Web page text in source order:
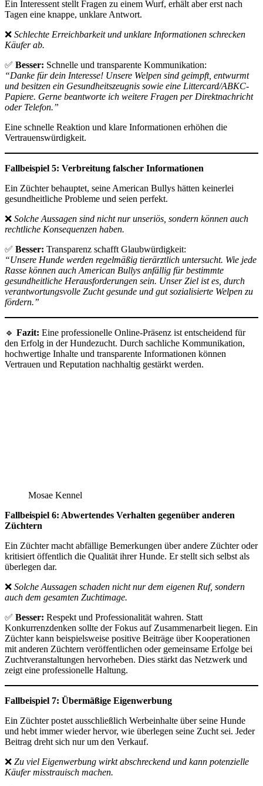
Ein Interessent stellt Fragen zu einem Wurf, erhält aber erst nach
Tagen eine knappe, unklare Antwort.
❌ Schlechte Erreichbarkeit und unklare Informationen schrecken
Käufer ab.
✅ Besser: Schnelle und transparente Kommunikation:
“Danke für dein Interesse! Unsere Welpen sind geimpft, entwurmt
und besitzen ein Gesundheitszeugnis sowie eine Littercard/ABKC-
Papiere. Gerne beantworte ich weitere Fragen per Direktnachricht
oder Telefon.”
Eine schnelle Reaktion und klare Informationen erhöhen die
Vertrauenswürdigkeit.
Fallbeispiel 5: Verbreitung falscher Informationen
Ein Züchter behauptet, seine American Bullys hätten keinerlei
gesundheitliche Probleme und seien perfekt.
❌ Solche Aussagen sind nicht nur unseriös, sondern können auch
rechtliche Konsequenzen haben.
✅ Besser: Transparenz schafft Glaubwürdigkeit:
“Unsere Hunde werden regelmäßig tierärztlich untersucht. Wie jede
Rasse können auch American Bullys anfällig für bestimmte
gesundheitliche Herausforderungen sein. Unser Ziel ist es, durch
verantwortungsvolle Zucht gesunde und gut sozialisierte Welpen zu
fördern.”
🔹 Fazit: Eine professionelle Online-Präsenz ist entscheidend für
den Erfolg in der Hundezucht. Durch sachliche Kommunikation,
hochwertige Inhalte und transparente Informationen können
Vertrauen und Reputation nachhaltig gestärkt werden.
Mosae Kennel
Fallbeispiel 6: Abwertendes Verhalten gegenüber anderen
Züchtern
Ein Züchter macht abfällige Bemerkungen über andere Züchter oder
kritisiert öffentlich die Qualität ihrer Hunde. Er stellt sich selbst als
überlegen dar.
❌ Solche Aussagen schaden nicht nur dem eigenen Ruf, sondern
auch dem gesamten Zuchtimage.
✅ Besser: Respekt und Professionalität wahren. Statt
Konkurrenzdenken sollte der Fokus auf Zusammenarbeit liegen. Ein
Züchter kann beispielsweise positive Beiträge über Kooperationen
mit anderen Züchtern veröffentlichen oder gemeinsame Erfolge bei
Zuchtveranstaltungen hervorheben. Dies stärkt das Netzwerk und
zeigt eine professionelle Haltung.
Fallbeispiel 7: Übermäßige Eigenwerbung
Ein Züchter postet ausschließlich Werbeinhalte über seine Hunde
und hebt immer wieder hervor, wie überlegen seine Zucht sei. Jeder
Beitrag dreht sich nur um den Verkauf.
❌ Zu viel Eigenwerbung wirkt abschreckend und kann potenzielle
Käufer misstrauisch machen.